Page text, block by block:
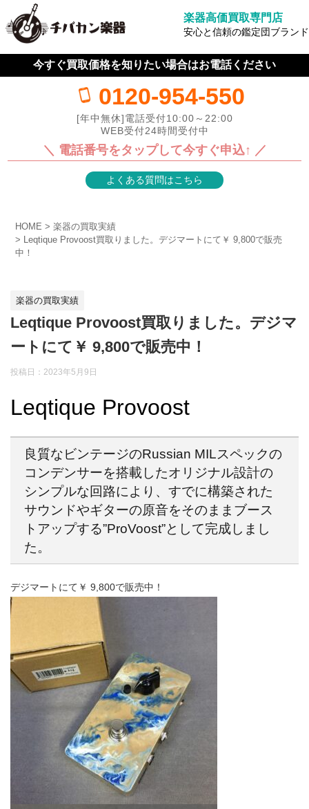
楽器高価買取専門店
安心と信頼の鑑定団ブランド
今すぐ買取価格を知りたい場合はお電話ください
0120-954-550
[年中無休]電話受付10:00～22:00
WEB受付24時間受付中
＼ 電話番号をタップして今すぐ申込↑ ／
よくある質問はこちら
HOME
楽器の買取実績
Leqtique Provoost買取りました。デジマートにて￥ 9,800で販売
中！
楽器の買取実績
Leqtique Provoost買取りました。デジマ
ートにて￥ 9,800で販売中！
投稿日：2023年5月9日
Leqtique Provoost
良質なビンテージのRussian MILスペックの
コンデンサーを搭載したオリジナル設計の
シンプルな回路により、すでに構築された
サウンドやギターの原音をそのままブース
トアップする”ProVoost”として完成しまし
た。
デジマートにて￥ 9,800で販売中！